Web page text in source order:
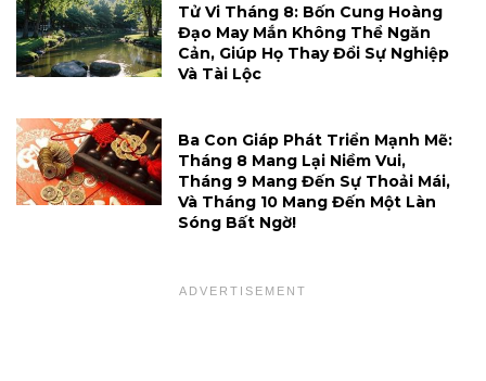
Tử Vi Tháng 8: Bốn Cung Hoàng
Đạo May Mắn Không Thể Ngăn
Cản, Giúp Họ Thay Đổi Sự Nghiệp
Và Tài Lộc
Ba Con Giáp Phát Triển Mạnh Mẽ:
Tháng 8 Mang Lại Niềm Vui,
Tháng 9 Mang Đến Sự Thoải Mái,
Và Tháng 10 Mang Đến Một Làn
Sóng Bất Ngờ!